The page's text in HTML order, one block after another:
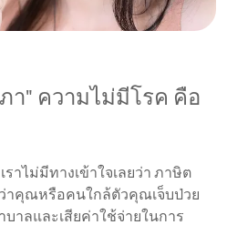
า" ความไม่มีโรค คือ
าไม่มีทางเข้าใจเลยว่า ภาษิต
ว่าคุณหรือคนใกล้ตัวคุณเจ็บป่วย
บาลและเสียค่าใช้จ่ายในการ